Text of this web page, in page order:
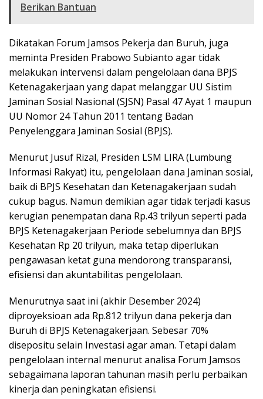
Berikan Bantuan
Dikatakan Forum Jamsos Pekerja dan Buruh, juga
meminta Presiden Prabowo Subianto agar tidak
melakukan intervensi dalam pengelolaan dana BPJS
Ketenagakerjaan yang dapat melanggar UU Sistim
Jaminan Sosial Nasional (SJSN) Pasal 47 Ayat 1 maupun
UU Nomor 24 Tahun 2011 tentang Badan
Penyelenggara Jaminan Sosial (BPJS).
Menurut Jusuf Rizal, Presiden LSM LIRA (Lumbung
Informasi Rakyat) itu, pengelolaan dana Jaminan sosial,
baik di BPJS Kesehatan dan Ketenagakerjaan sudah
cukup bagus. Namun demikian agar tidak terjadi kasus
kerugian penempatan dana Rp.43 trilyun seperti pada
BPJS Ketenagakerjaan Periode sebelumnya dan BPJS
Kesehatan Rp 20 trilyun, maka tetap diperlukan
pengawasan ketat guna mendorong transparansi,
efisiensi dan akuntabilitas pengelolaan.
Menurutnya saat ini (akhir Desember 2024)
diproyeksioan ada Rp.812 trilyun dana pekerja dan
Buruh di BPJS Ketenagakerjaan. Sebesar 70%
disepositu selain Investasi agar aman. Tetapi dalam
pengelolaan internal menurut analisa Forum Jamsos
sebagaimana laporan tahunan masih perlu perbaikan
kinerja dan peningkatan efisiensi.